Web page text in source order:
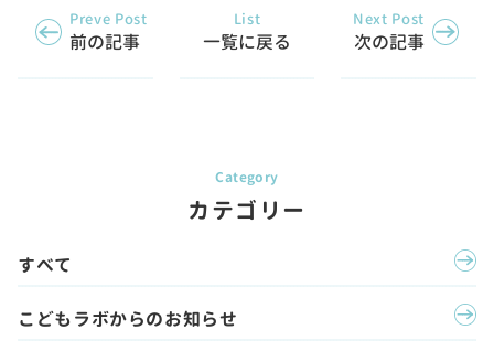
Preve Post
前の記事
List
一覧に戻る
Next Post
次の記事
カテゴリー
すべて
こどもラボからのお知らせ